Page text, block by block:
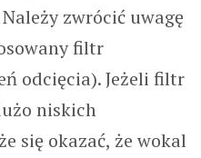
zwrócić uwagę
filtr
odcięcia). Jeżeli filtr
niskich
się okazać, że wokal